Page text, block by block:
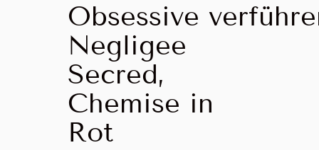
Obsessive
Negligee
Secred,
Chemise in
Rot